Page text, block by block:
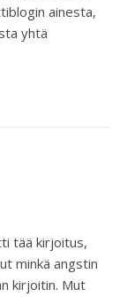
ainesta,
yhtä
tää kirjoitus,
minkä angstin
kirjoitin. Mut